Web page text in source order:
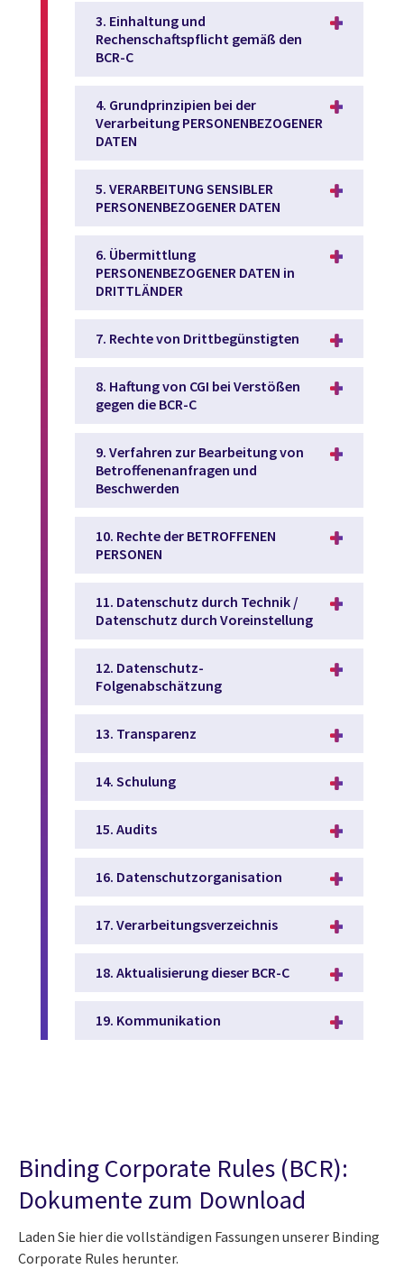
3. Einhaltung und
Rechenschaftspflicht gemäß den
BCR-C
4. Grundprinzipien bei der
Verarbeitung PERSONENBEZOGENER
DATEN
5. VERARBEITUNG SENSIBLER
PERSONENBEZOGENER DATEN
6. Übermittlung
PERSONENBEZOGENER DATEN in
DRITTLÄNDER
7. Rechte von Drittbegünstigten
8. Haftung von CGI bei Verstößen
gegen die BCR-C
9. Verfahren zur Bearbeitung von
Betroffenenanfragen und
Beschwerden
10. Rechte der BETROFFENEN
PERSONEN
11. Datenschutz durch Technik /
Datenschutz durch Voreinstellung
12. Datenschutz-
Folgenabschätzung
13. Transparenz
14. Schulung
15. Audits
16. Datenschutzorganisation
17. Verarbeitungsverzeichnis
18. Aktualisierung dieser BCR-C
19. Kommunikation
Binding Corporate Rules (BCR):
Dokumente zum Download
Laden Sie hier die vollständigen Fassungen unserer Binding
Corporate Rules herunter.